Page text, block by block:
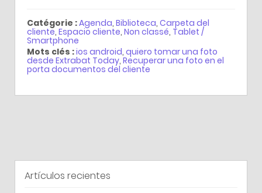
Catégorie :Agenda, Biblioteca, Carpeta del
cliente, Espacio cliente, Non classé, Tablet /
Smartphone
Mots clés :ios android, quiero tomar una foto
desde Extrabat Today, Recuperar una foto en el
porta documentos del cliente
Artículos recientes